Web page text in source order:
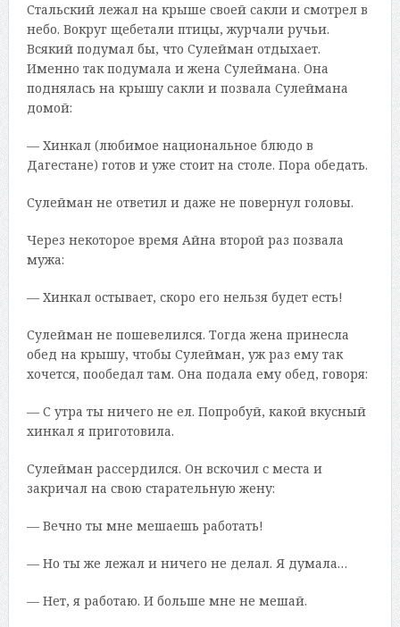
Стальский лежал на крыше своей сакли и смотрел в
небо. Вокруг щебетали птицы, журчали ручьи.
Всякий подумал бы, что Сулейман отдыхает.
Именно так подумала и жена Сулеймана. Она
поднялась на крышу сакли и позвала Сулеймана
домой:
— Хинкал (любимое национальное блюдо в
Дагестане) готов и уже стоит на столе. Пора обедать.
Сулейман не ответил и даже не повернул головы.
Через некоторое время Айна второй раз позвала
мужа:
— Хинкал остывает, скоро его нельзя будет есть!
Сулейман не пошевелился. Тогда жена принесла
обед на крышу, чтобы Сулейман, уж раз ему так
хочется, пообедал там. Она подала ему обед, говоря:
— С утра ты ничего не ел. Попробуй, какой вкусный
хинкал я приготовила.
Сулейман рассердился. Он вскочил с места и
закричал на свою старательную жену:
— Вечно ты мне мешаешь работать!
— Но ты же лежал и ничего не делал. Я думала…
— Нет, я работаю. И больше мне не мешай.